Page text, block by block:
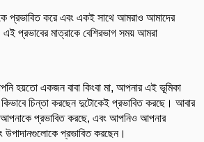
প্রভাবিত করে এবং একই সাথে আমরাও আমাদের
প্রভাবের মাত্রাকে বেশিরভাগ সময় আমরা
হয়তো একজন বাবা কিংবা মা, আপনার এই ভূমিকা
চিন্তা করছেন দুটোকেই প্রভাবিত করছে। আবার
প্রভাবিত করছে, এবং আপনিও আপনার
উপাদানগুলোকে প্রভাবিত করছেন।